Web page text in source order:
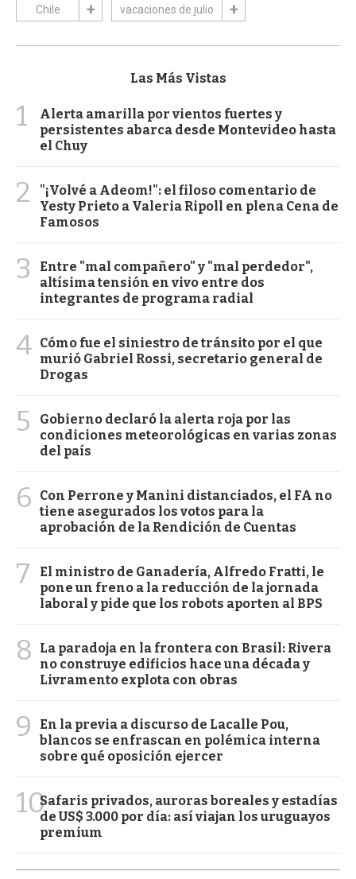
Chile vacaciones de julio
Las Más Vistas
1
Alerta amarilla por vientos fuertes y
persistentes abarca desde Montevideo hasta
el Chuy
2
"¡Volvé a Adeom!": el filoso comentario de
Yesty Prieto a Valeria Ripoll en plena Cena de
Famosos
3
Entre "mal compañero" y "mal perdedor",
altísima tensión en vivo entre dos
integrantes de programa radial
4 Cómo fue el siniestro de tránsito por el que
murió Gabriel Rossi, secretario general de
Drogas
5
Gobierno declaró la alerta roja por las
condiciones meteorológicas en varias zonas
del país
6
Con Perrone y Manini distanciados, el FA no
tiene asegurados los votos para la
aprobación de la Rendición de Cuentas
7
El ministro de Ganadería, Alfredo Fratti, le
pone un freno a la reducción de la jornada
laboral y pide que los robots aporten al BPS
8
La paradoja en la frontera con Brasil: Rivera
no construye edificios hace una década y
Livramento explota con obras
9
En la previa a discurso de Lacalle Pou,
blancos se enfrascan en polémica interna
sobre qué oposición ejercer
10Safaris privados, auroras boreales y estadías
de US$ 3.000 por día: así viajan los uruguayos
premium